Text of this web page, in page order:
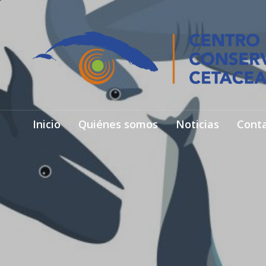
Inicio Quiénes somos Noticias